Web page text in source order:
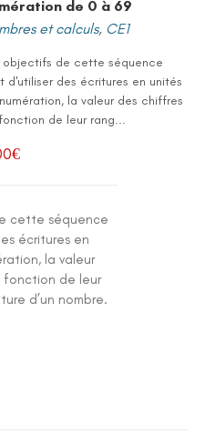
de 0 à 69
et calculs, CE1
objectifs de cette séquence
d'utiliser des écritures en unités
la valeur des chiffres
de leur rang...
€
cette séquence
écritures en
la valeur
fonction de leur
d’un nombre.